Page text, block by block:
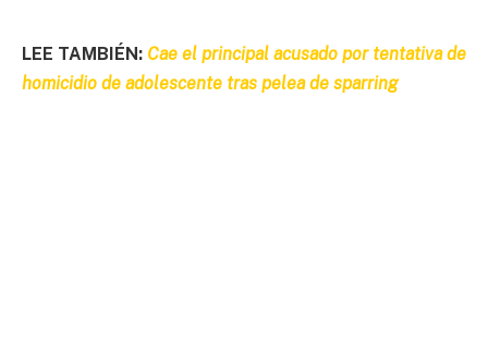
LEE TAMBIÉN: Cae el principal acusado por tentativa de
homicidio de adolescente tras pelea de sparring